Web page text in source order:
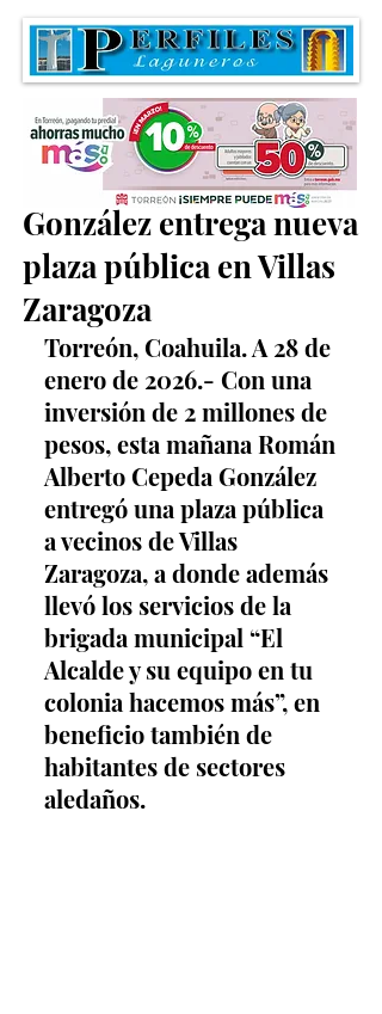
Román Alberto Cepeda
González entrega nueva
plaza pública en Villas
Zaragoza
Torreón, Coahuila. A 28 de
enero de 2026.- Con una
inversión de 2 millones de
pesos, esta mañana Román
Alberto Cepeda González
entregó una plaza pública
a vecinos de Villas
Zaragoza, a donde además
llevó los servicios de la
brigada municipal “El
Alcalde y su equipo en tu
colonia hacemos más”, en
beneficio también de
habitantes de sectores
aledaños.